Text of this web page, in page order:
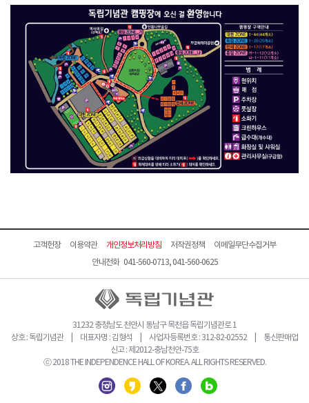
고객헌장 이용약관 개인정보처리방침 저작권정책
이메일무단수집거부
안내전화 041-560-0713, 041-560-0625
31232 충청남도 천안시 동남구 목천읍 독립기념관로 1
상호 : 독립기념관 | 대표자명 : 김형석 | 사업자등록번호 : 312-82-02552 | 통신판매업
신고 : 제2012-충남천안-75호
ⓒ 2018 THE INDEPENDENCE HALL OF KOREA. ALL RIGHTS RESERVED.